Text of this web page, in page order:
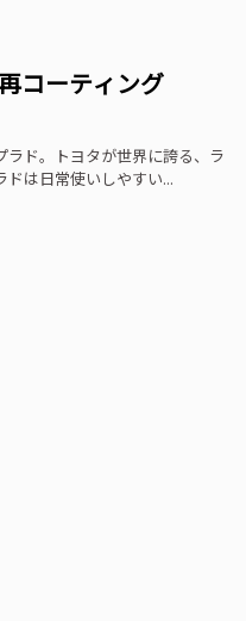
コーティング
ド。トヨタが世界に誇る、ラ
ドは日常使いしやすい...